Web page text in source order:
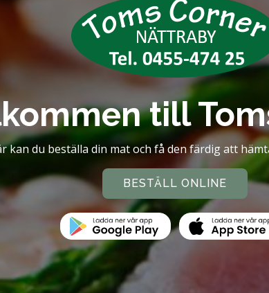
till
kan du beställa din mat och få den färdig att
BESTÄLL ONLINE